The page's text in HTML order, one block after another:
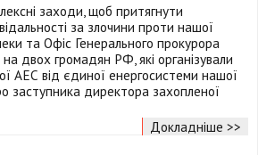
заходи, щоб притягнути
за злочини проти нашої
та Офіс Генерального прокурора
двох громадян РФ, які організували
АЕС від єдиної енергосистеми нашої
директора захопленої
Докладніше >>